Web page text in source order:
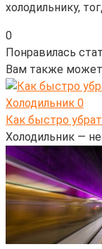
холодильнику,
0
Понравилась
Вам также
Холодильник 0
Как быстро
Холодильник —